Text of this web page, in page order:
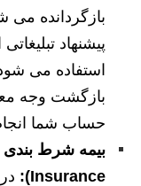
بازگردانده
پیشنهاد
استفاده می
بازگشت وجه
حساب شما
Insurance):